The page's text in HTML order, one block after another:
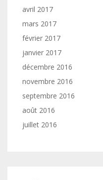
avril 2017
mars 2017
février 2017
janvier 2017
décembre 2016
novembre 2016
septembre 2016
août 2016
juillet 2016